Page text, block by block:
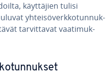
käyt­tä­jien tulisi
yh­tei­sö­verk­ko­tun­nuk­
tar­vit­ta­vat vaa­ti­muk­